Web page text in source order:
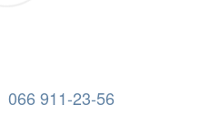
066 911-23-56